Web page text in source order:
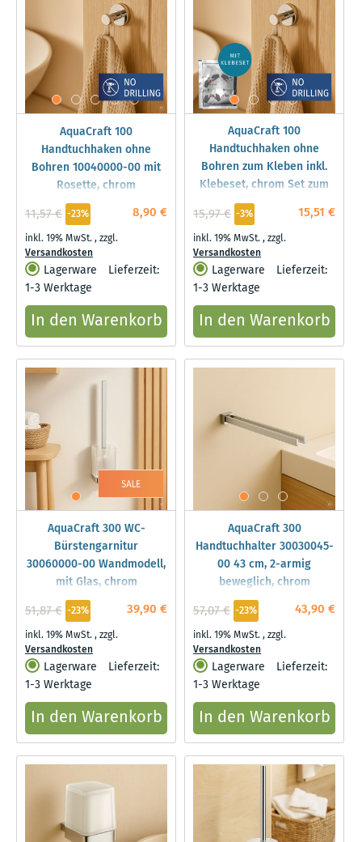
AquaCraft 100
Handtuchhaken ohne
Bohren 10040000-00 mit
Rosette, chrom
8,90 €
11,57 € -23%
inkl. 19% MwSt.,zzgl.
Versandkosten
Lagerware
Lieferzeit:
1-3 Werktage
In den Warenkorb
AquaCraft 100
Handtuchhaken ohne
Bohren zum Kleben inkl.
Klebeset, chrom Set zum
Kleben, chrom
15,51 €
15,97 € -3%
inkl. 19% MwSt.,zzgl.
Versandkosten
Lagerware
Lieferzeit:
1-3 Werktage
In den Warenkorb
AquaCraft 300 WC-
Bürstengarnitur
30060000-00 Wandmodell,
mit Glas, chrom
39,90 €
51,87 € -23%
inkl. 19% MwSt.,zzgl.
Versandkosten
Lagerware
Lieferzeit:
1-3 Werktage
In den Warenkorb
AquaCraft 300
Handtuchhalter 30030045-
00 43 cm, 2-armig
beweglich, chrom
43,90 €
57,07 € -23%
inkl. 19% MwSt.,zzgl.
Versandkosten
Lagerware
Lieferzeit:
1-3 Werktage
In den Warenkorb